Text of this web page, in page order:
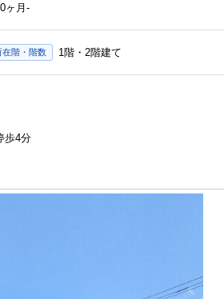
0ヶ月-
在階・階数 1階・2階建て
4分